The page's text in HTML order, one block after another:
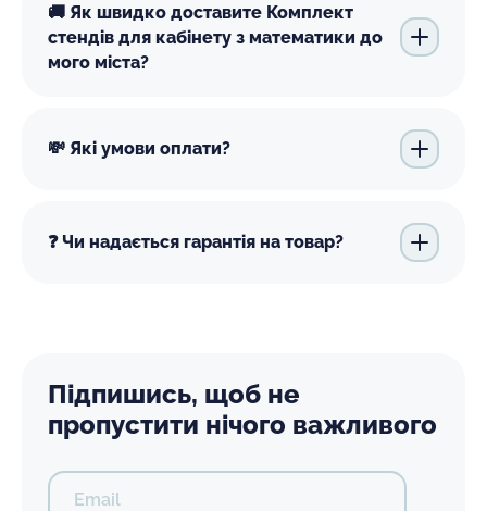
🚚 Як швидко доставите Комплект
стендів для кабінету з математики до
мого міста?
💸 Які умови оплати?
❓ Чи надається гарантія на товар?
Підпишись, щоб не
пропустити нічого важливого
Email